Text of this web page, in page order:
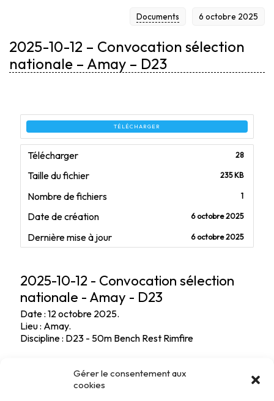
Gérer le consentement aux
cookies
– D23
6 octobre 2025
Documents
2025-10-12 – Convocation sélection
nationale – Amay – D23
TÉLÉCHARGER
Télécharger 28
Taille du fichier 235 KB
Nombre de fichiers 1
Date de création 6 octobre 2025
Dernière mise à jour 6 octobre 2025
2025-10-12 - Convocation sélection
nationale - Amay - D23
Date : 12 octobre 2025.
Lieu : Amay.
Discipline : D23 - 50m Bench Rest Rimfire